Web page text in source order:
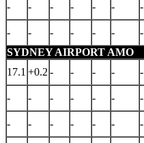
- - - - - - -
- - - - - - -
SYDNEY AIRPORT AMO
17.1 +0.2 - - - - -
- - - - - - -
- - - - - - -